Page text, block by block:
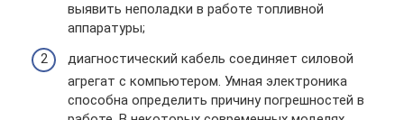
выявить неполадки в работе топливной
аппаратуры;
диагностический кабель соединяет силовой
агрегат с компьютером. Умная электроника
способна определить причину погрешностей в